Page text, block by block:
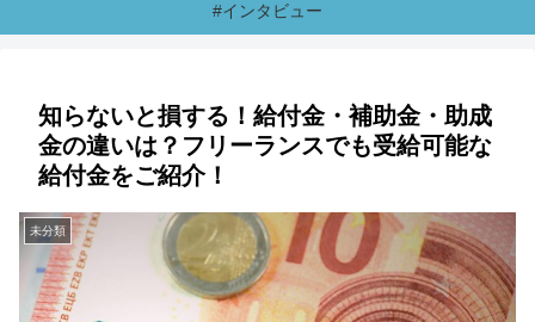
#インタビュー
知らないと損する！給付金・補助金・助成
金の違いは？フリーランスでも受給可能な
給付金をご紹介！
未分類